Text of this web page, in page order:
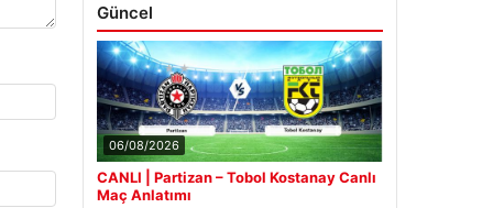
Güncel
06/08/2026
CANLI | Partizan – Tobol Kostanay Canlı
Maç Anlatımı